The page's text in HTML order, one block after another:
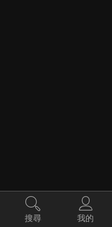
搜尋 我的